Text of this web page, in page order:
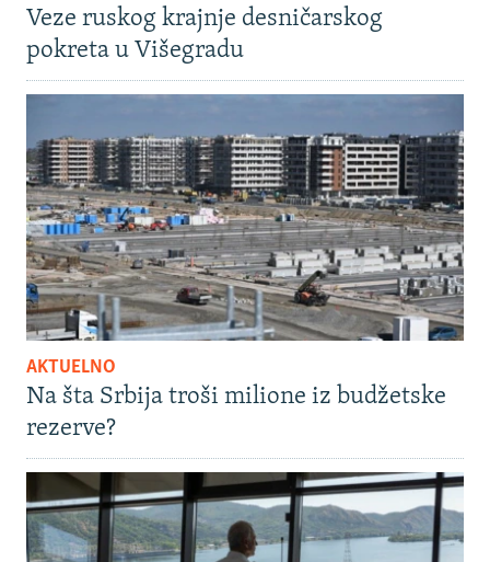
Veze ruskog krajnje desničarskog
pokreta u Višegradu
AKTUELNO
Na šta Srbija troši milione iz budžetske
rezerve?